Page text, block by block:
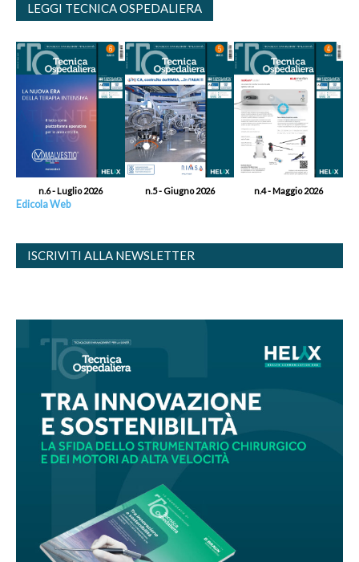
LEGGI TECNICA OSPEDALIERA
n.6 - Luglio 2026 n.5 - Giugno 2026 n.4 - Maggio 2026
Edicola Web
ISCRIVITI ALLA NEWSLETTER